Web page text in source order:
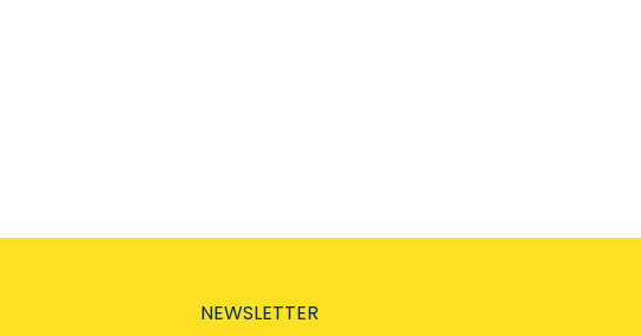
NEWSLETTER